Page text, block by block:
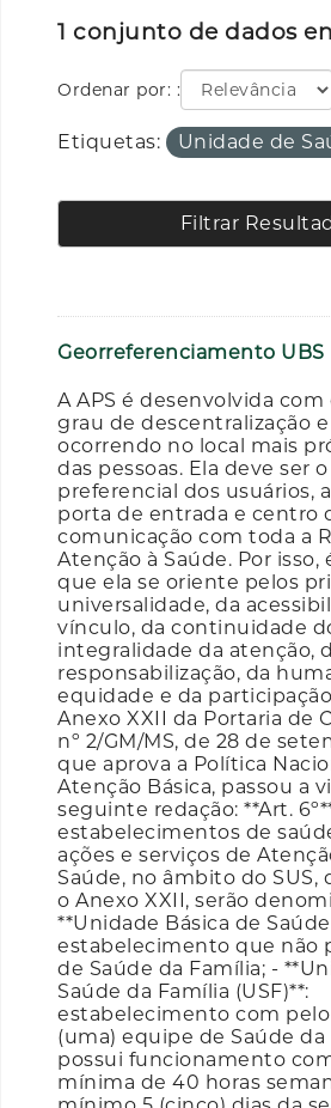
1 conjunto de dados
Ordenar por:
Etiquetas: Unidade de
Filtrar
Georreferenciamento UBS
A APS é desenvolvida
grau de descentralização
ocorrendo no local mais
das pessoas. Ela deve ser
preferencial dos usuários,
porta de entrada e centro
comunicação com toda a
Atenção à Saúde. Por
que ela se oriente pelos
universalidade, da
vínculo, da continuidade
integralidade da atenção,
responsabilização, da
equidade e da
Anexo XXII da Portaria de
nº 2/GM/MS, de 28 de
que aprova a Política
Atenção Básica, passou a
seguinte redação: **Art.
estabelecimentos de
ações e serviços de
Saúde, no âmbito do SUS,
o Anexo XXII, serão
**Unidade Básica de Saúde
estabelecimento que não
de Saúde da Família; -
Saúde da Família (USF)**:
estabelecimento com pelo
(uma) equipe de Saúde da
possui funcionamento
mínima de 40 horas